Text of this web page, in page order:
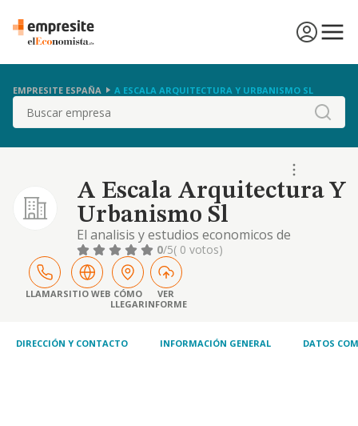
EMPRESITE ESPAÑA A ESCALA ARQUITECTURA Y URBANISMO SL
Buscar
A Escala Arquitectura Y
Urbanismo Sl
El analisis y estudios economicos de
proyectos de edificacion y construccion y la
prestacion de servicios tecnicos de
arquitectura y urbanismo, a traves de
personas con titulacion adecuada cuando
sea legalmente preceptiv
0/5( 0 votos)
LLAMARSITIO WEB CÓMO
LLEGAR
VER
INFORME
DIRECCIÓN Y CONTACTO INFORMACIÓN GENERAL DATOS